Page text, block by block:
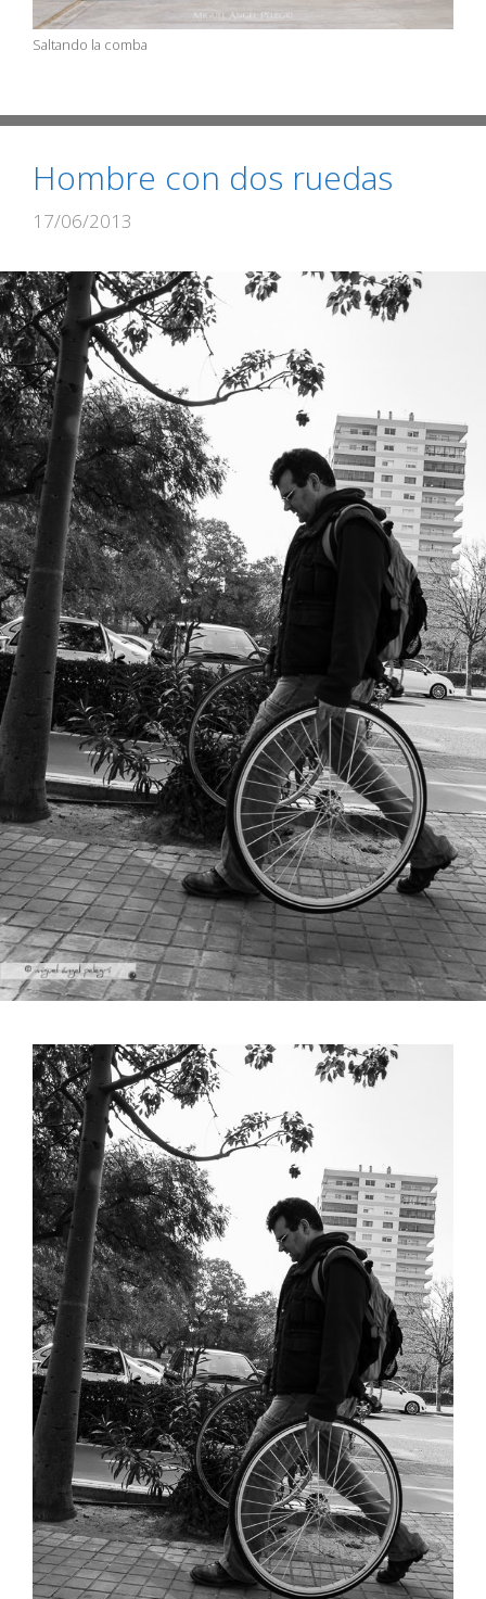
Saltando la comba
Hombre con dos ruedas
17/06/2013